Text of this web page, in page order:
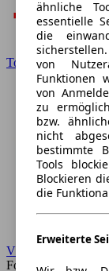
Toyota
VW
Forum
ähnliche
essentielle
die
von
Funktionen
von
zu
bzw.
nicht
bestimmte
Tools
Blockieren
die
Erweiterte